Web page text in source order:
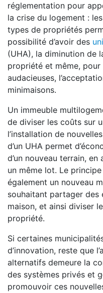
réglementation pour
la crise du logement :
types de propriétés
possibilité d’avoir des
(UHA), la diminution de
propriété et même,
audacieuses,
minimaisons.
Un immeuble
de diviser les coûts sur
l’installation de
d’un UHA permet
d’un nouveau terrain,
un même lot. Le
également un nouveau
souhaitant partager des
maison, et ainsi diviser
propriété.
Si certaines
d’innovation, reste que
alternatifs demeure la
des systèmes privés et
promouvoir ces